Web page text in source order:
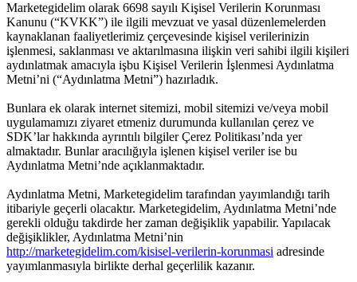
Marketegidelim olarak 6698 sayılı Kişisel Verilerin Korunması
Kanunu (“KVKK”) ile ilgili mevzuat ve yasal düzenlemelerden
kaynaklanan faaliyetlerimiz çerçevesinde kişisel verilerinizin
işlenmesi, saklanması ve aktarılmasına ilişkin veri sahibi ilgili kişileri
aydınlatmak amacıyla işbu Kişisel Verilerin İşlenmesi Aydınlatma
Metni’ni (“Aydınlatma Metni”) hazırladık.
Bunlara ek olarak internet sitemizi, mobil sitemizi ve/veya mobil
uygulamamızı ziyaret etmeniz durumunda kullanılan çerez ve
SDK’lar hakkında ayrıntılı bilgiler Çerez Politikası’nda yer
almaktadır. Bunlar aracılığıyla işlenen kişisel veriler ise bu
Aydınlatma Metni’nde açıklanmaktadır.
Aydınlatma Metni, Marketegidelim tarafından yayımlandığı tarih
itibariyle geçerli olacaktır. Marketegidelim, Aydınlatma Metni’nde
gerekli olduğu takdirde her zaman değişiklik yapabilir. Yapılacak
değişiklikler, Aydınlatma Metni’nin
http://marketegidelim.com/kisisel-verilerin-korunmasi adresinde
yayımlanmasıyla birlikte derhal geçerlilik kazanır.